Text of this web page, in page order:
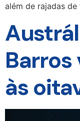
além de rajadas
Barros
às